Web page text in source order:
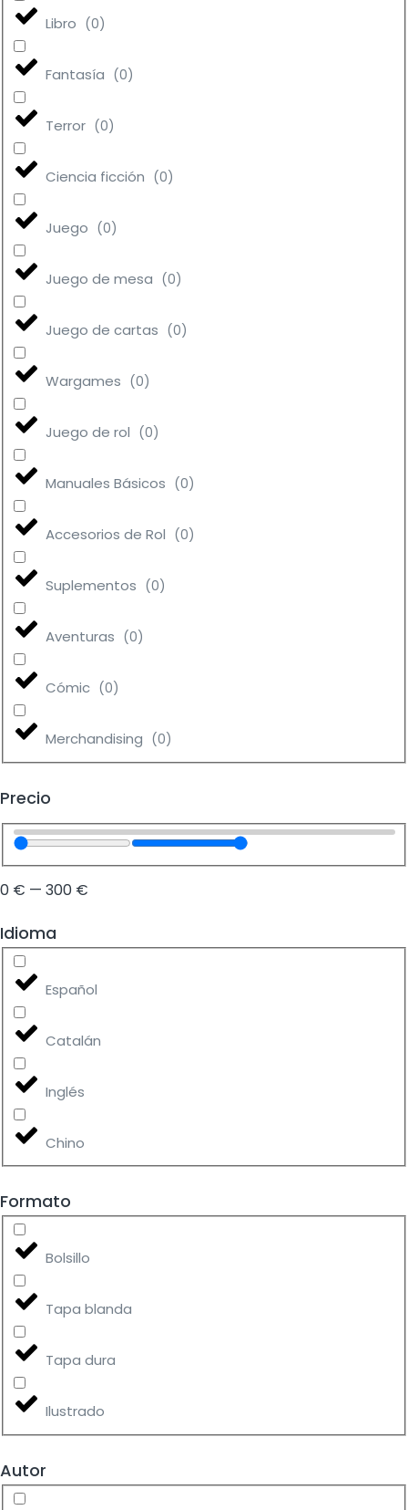
Libro (0)
Fantasía (0)
Terror (0)
Ciencia ficción (0)
Juego (0)
Juego de mesa (0)
Juego de cartas (0)
Wargames (0)
Juego de rol (0)
Manuales Básicos (0)
Accesorios de Rol (0)
Suplementos (0)
Aventuras (0)
Cómic (0)
Merchandising (0)
Precio
0 € — 300 €
Idioma
Español
Catalán
Inglés
Chino
Formato
Bolsillo
Tapa blanda
Tapa dura
Ilustrado
Autor